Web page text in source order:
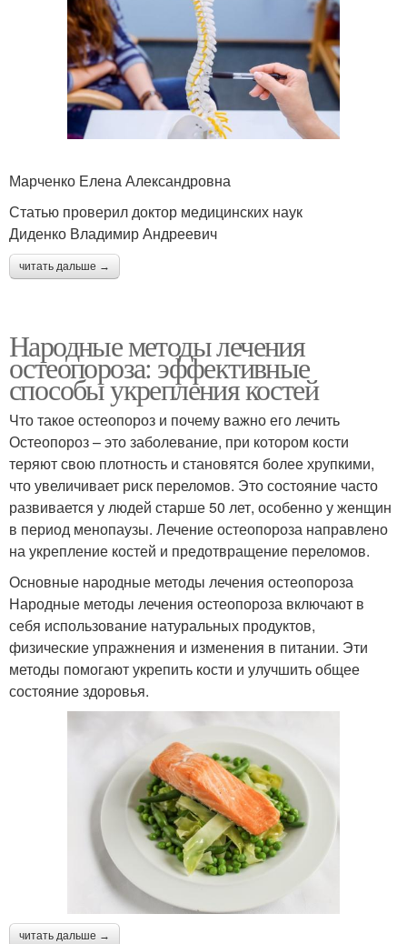
Марченко Елена Александровна
Статью проверил доктор медицинских наук
Диденко Владимир Андреевич
читать дальше →
Народные методы лечения
остеопороза: эффективные
способы укрепления костей
Что такое остеопороз и почему важно его лечить
Остеопороз – это заболевание, при котором кости
теряют свою плотность и становятся более хрупкими,
что увеличивает риск переломов. Это состояние часто
развивается у людей старше 50 лет, особенно у женщин
в период менопаузы. Лечение остеопороза направлено
на укрепление костей и предотвращение переломов.
Основные народные методы лечения остеопороза
Народные методы лечения остеопороза включают в
себя использование натуральных продуктов,
физические упражнения и изменения в питании. Эти
методы помогают укрепить кости и улучшить общее
состояние здоровья.
читать дальше →